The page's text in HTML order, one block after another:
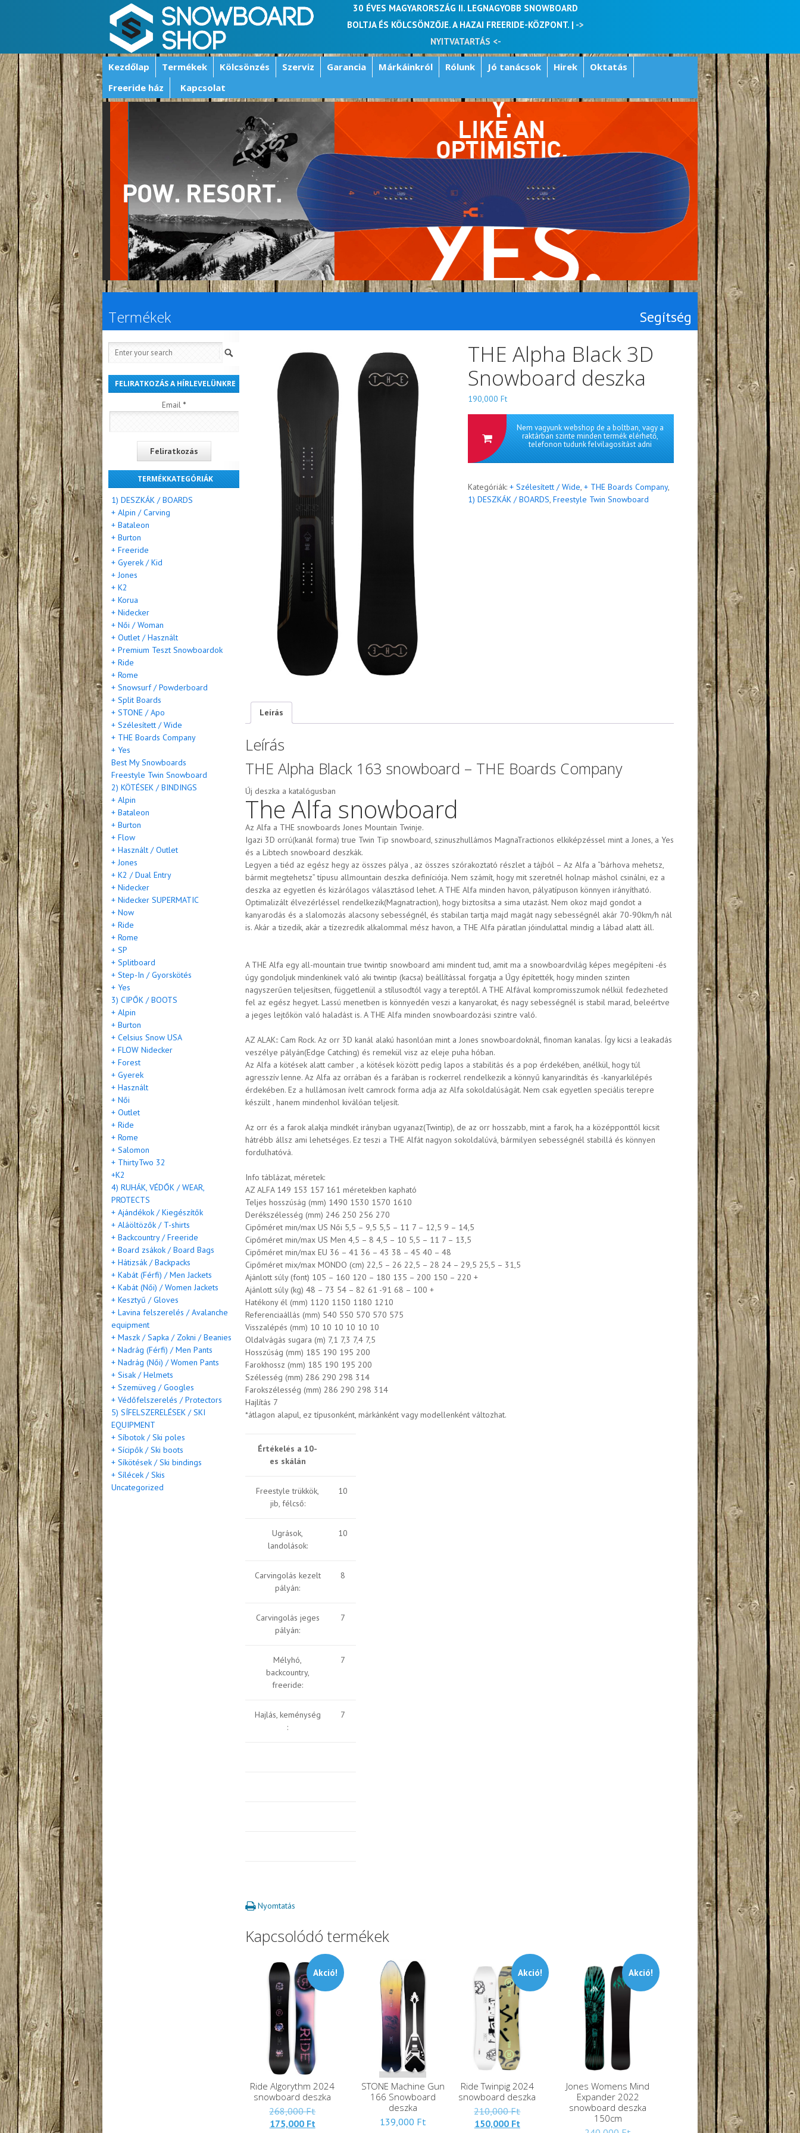
30 ÉVES MAGYARORSZÁG II. LEGNAGYOBB SNOWBOARD
BOLTJA ÉS KÖLCSÖNZŐJE. A HAZAI FREERIDE-KÖZPONT. | ->
NYITVATARTÁS <-
Kezdőlap Termékek Kölcsönzés Szerviz Garancia Márkáinkról Rólunk Jó tanácsok Hirek
Oktatás
Freeride ház
Kapcsolat
Termékek Segítség
THE Alpha Black 3D
Snowboard deszka
190,000Ft
Nem vagyunk webshop de a boltban, vagy a
raktárban szinte minden termék elérhető,
telefonon tudunk felvilagosítást adni
Kategóriák:+ Szélesített / Wide,+ THE Boards Company,
1) DESZKÁK / BOARDS,Freestyle Twin Snowboard
Leírás
Leírás
THE Alpha Black 163 snowboard – THE Boards Company
Új deszka a katalógusban
The Alfa snowboard
Az Alfa a THE snowboards Jones Mountain Twinje.
Igazi 3D orrú(kanál forma) true Twin Tip snowboard, szinuszhullámos MagnaTractionos elkiképzéssel mint a Jones, a Yes
és a Libtech snowboard deszkák.
Legyen a tiéd az egész hegy az összes pálya , az összes szórakoztató részlet a tájból – Az Alfa a “bárhova mehetsz,
bármit megtehetsz” típusu allmountain deszka definíciója. Nem számít, hogy mit szeretnél holnap máshol csinálni, ez a
deszka az egyetlen és kizárólagos választásod lehet. A THE Alfa minden havon, pályatípuson könnyen irányítható.
Optimalizált élvezérléssel rendelkezik(Magnatraction), hogy biztosítsa a sima utazást. Nem okoz majd gondot a
kanyarodás és a slalomozás alacsony sebességnél, és stabilan tartja majd magát nagy sebességnél akár 70-90km/h nál
is. Akár a tizedik, akár a tízezredik alkalommal mész havon, a THE Alfa páratlan jóindulattal mindig a lábad alatt áll.
A THE Alfa egy all-mountain true twintip snowboard ami mindent tud, amit ma a snowboardvilág képes megépíteni -és
úgy gondoljuk mindenkinek való aki twintip (kacsa) beállítással forgatja a Úgy építették, hogy minden szinten
nagyszerűen teljesítsen, függetlenül a stílusodtól vagy a tereptől. A THE Alfával kompromisszumok nélkül fedezheted
fel az egész hegyet. Lassú menetben is könnyedén veszi a kanyarokat, és nagy sebességnél is stabil marad, beleértve
a jeges lejtőkön való haladást is. A THE Alfa minden snowboardozási szintre való.
AZ ALAK:: Cam Rock. Az orr 3D kanál alakú hasonlóan mint a Jones snowboardoknál, finoman kanalas. Így kicsi a leakadás
veszélye pályán(Edge Catching) és remekül visz az eleje puha hóban.
Az Alfa a kötések alatt camber , a kötések között pedig lapos a stabilitás és a pop érdekében, anélkül, hogy túl
agresszív lenne. Az Alfa az orrában és a farában is rockerrel rendelkezik a könnyű kanyarindítás és -kanyarkilépés
érdekében. Ez a hullámosan ívelt camrock forma adja az Alfa sokoldalúságát. Nem csak egyetlen speciális terepre
készült , hanem mindenhol kiválóan teljesít.
Az orr és a farok alakja mindkét irányban ugyanaz(Twintip), de az orr hosszabb, mint a farok, ha a középponttól kicsit
hátrébb állsz ami lehetséges. Ez teszi a THE Alfát nagyon sokoldalúvá, bármilyen sebességnél stabillá és könnyen
fordulhatóvá.
Info táblázat, méretek:
AZ ALFA 149 153 157 161 méretekben kapható
Teljes hosszúság (mm) 1490 1530 1570 1610
Derékszélesség (mm) 246 250 256 270
Cipőméret min/max US Női 5,5 – 9,5 5,5 – 11 7 – 12,5 9 – 14,5
Cipőméret min/max US Men 4,5 – 8 4,5 – 10 5,5 – 11 7 – 13,5
Cipőméret min/max EU 36 – 41 36 – 43 38 – 45 40 – 48
Cipőméret mix/max MONDO (cm) 22,5 – 26 22,5 – 28 24 – 29,5 25,5 – 31,5
Ajánlott súly (font) 105 – 160 120 – 180 135 – 200 150 – 220 +
Ajánlott súly (kg) 48 – 73 54 – 82 61 -91 68 – 100 +
Hatékony él (mm) 1120 1150 1180 1210
Referenciaállás (mm) 540 550 570 570 575
Visszalépés (mm) 10 10 10 10 10 10
Oldalvágás sugara (m) 7,1 7,3 7,4 7,5
Hosszúság (mm) 185 190 195 200
Farokhossz (mm) 185 190 195 200
Szélesség (mm) 286 290 298 314
Farokszélesség (mm) 286 290 298 314
Hajlítás 7
*átlagon alapul, ez típusonként, márkánként vagy modellenként változhat.
Értékelés a 10-
es skálán
Freestyle trükkök,
jib, félcső:
10
Ugrások,
landolások:
10
Carvingolás kezelt
pályán:
8
Carvingolás jeges
pályán:
7
Mélyhó,
backcountry,
freeride:
7
Hajlás, keménység
:
7
Nyomtatás
Kapcsolódó termékek
Akció!
Ride Algorythm 2024
snowboard deszka
268,000FtEredeti
175,000 FtJelenlegi
STONE Machine Gun
166 Snowboard
deszka
139,000 Ft
Akció!
Ride Twinpig 2024
snowboard deszka
210,000FtEredeti
150,000 FtJelenlegi
Akció!
Jones Womens Mind
Expander 2022
snowboard deszka
150cm
FELIRATKOZÁS A HÍRLEVELÜNKRE
Email *
TERMÉKKATEGÓRIÁK
1) DESZKÁK / BOARDS
+ Alpin / Carving
+ Bataleon
+ Burton
+ Freeride
+ Gyerek / Kid
+ Jones
+ K2
+ Korua
+ Nidecker
+ Női / Woman
+ Outlet / Használt
+ Premium Teszt Snowboardok
+ Ride
+ Rome
+ Snowsurf / Powderboard
+ Split Boards
+ STONE / Apo
+ Szélesített / Wide
+ THE Boards Company
+ Yes
Best My Snowboards
Freestyle Twin Snowboard
2) KÖTÉSEK / BINDINGS
+ Alpin
+ Bataleon
+ Burton
+ Flow
+ Használt / Outlet
+ Jones
+ K2 / Dual Entry
+ Nidecker
+ Nidecker SUPERMATIC
+ Now
+ Ride
+ Rome
+ SP
+ Splitboard
+ Step-In / Gyorskötés
+ Yes
3) CIPŐK / BOOTS
+ Alpin
+ Burton
+ Celsius Snow USA
+ FLOW Nidecker
+ Forest
+ Gyerek
+ Használt
+ Női
+ Outlet
+ Ride
+ Rome
+ Salomon
+ ThirtyTwo 32
+K2
4) RUHÁK, VÉDŐK / WEAR,
PROTECTS
+ Ajándékok / Kiegészítők
+ Aláöltözők / T-shirts
+ Backcountry / Freeride
+ Board zsákok / Board Bags
+ Hátizsák / Backpacks
+ Kabát (Férfi) / Men Jackets
+ Kabát (Női) / Women Jackets
+ Kesztyű / Gloves
+ Lavina felszerelés / Avalanche
equipment
+ Maszk / Sapka / Zokni / Beanies
+ Nadrág (Férfi) / Men Pants
+ Nadrág (Női) / Women Pants
+ Sisak / Helmets
+ Szemüveg / Googles
+ Védőfelszerelés / Protectors
5) SÍFELSZERELÉSEK / SKI
EQUIPMENT
+ Síbotok / Ski poles
+ Sícipők / Ski boots
+ Síkötések / Ski bindings
+ Sílécek / Skis
Uncategorized